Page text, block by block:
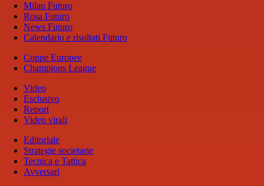
Milan Futuro
Rosa Futuro
News Futuro
Calendario e risultati Futuro
Coppe Europee
Champions League
Video
Esclusivo
Report
Video virali
Editoriale
Strategie societarie
Tecnica e Tattica
Avversari